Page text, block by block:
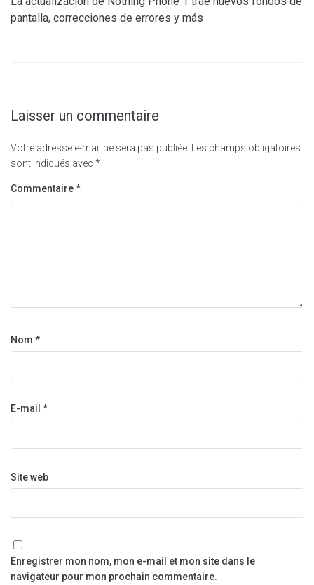
pantalla, correcciones de errores y más
Laisser un commentaire
Votre adresse e-mail ne sera pas publiée.
Les champs obligatoires
sont indiqués avec *
Commentaire*
Nom *
E-mail *
Site web
Enregistrer mon nom, mon e-mail et mon site dans le
navigateur pour mon prochain commentaire.